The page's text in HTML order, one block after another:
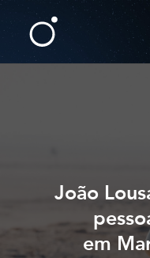
João
em